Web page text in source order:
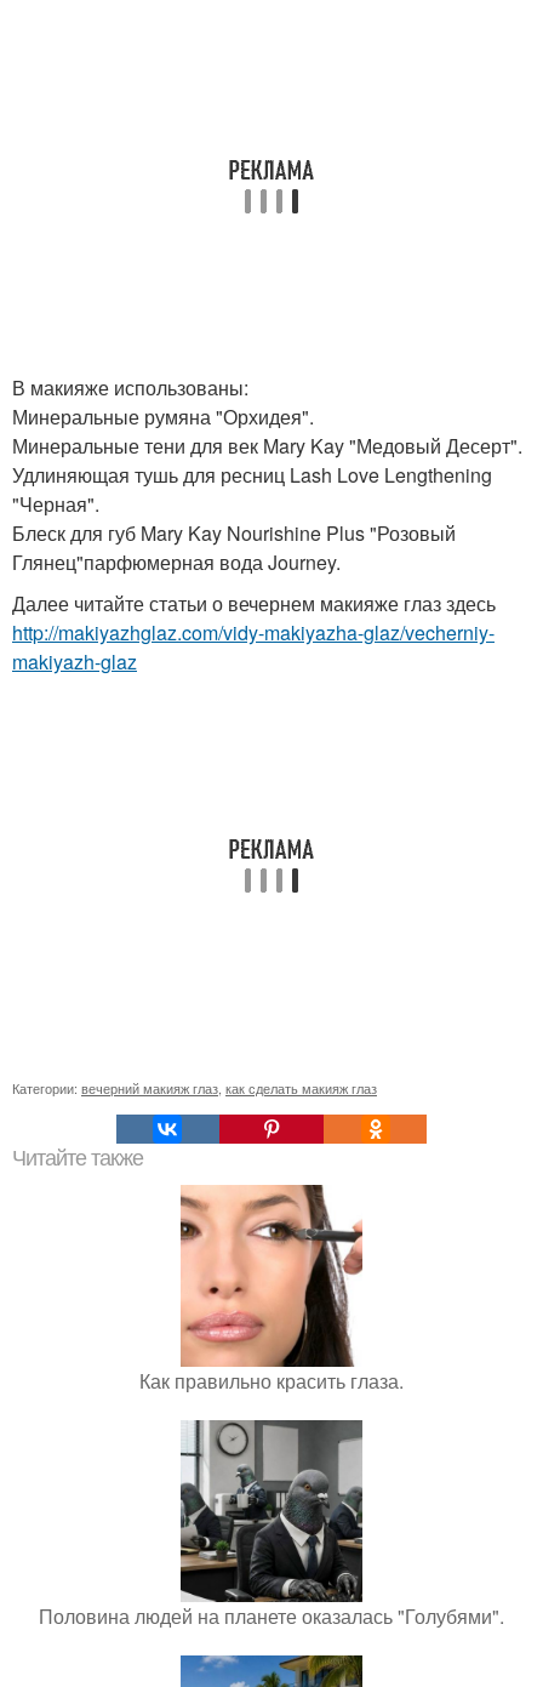
В макияже использованы:
Минеральные румяна "Орхидея".
Минеральные тени для век Mary Kay "Медовый Десерт".
Удлиняющая тушь для ресниц Lash Love Lengthening
"Черная".
Блеск для губ Mary Kay Nourishine Plus "Розовый
Глянец"парфюмерная вода Journey.
Далее читайте статьи о вечернем макияже глаз здесь
http://makiyazhglaz.com/vidy-makiyazha-glaz/vecherniy-
makiyazh-glaz
Категории: вечерний макияж глаз как сделать макияж глаз
Читайте также
Как правильно красить глаза.
Половина людей на планете оказалась "Голубями".